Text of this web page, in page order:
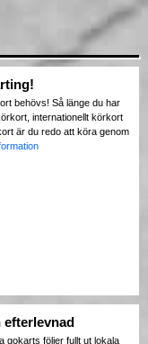
behövs! Så länge du har
internationellt körkort
är du redo att köra genom
efterlevnad
gokarts följer fullt ut lokala